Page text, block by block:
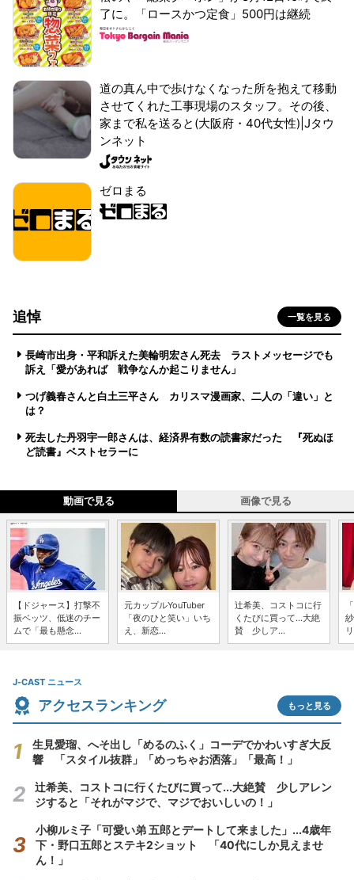
了に。「ロースかつ定食」500円は継続
道の真ん中で歩けなくなった所を抱えて移動
させてくれた工事現場のスタッフ。その後、
家まで私を送ると(大阪府・40代女性)|Jタウ
ンネット
ゼロまる
追悼 一覧を見る
長崎市出身・平和訴えた美輪明宏さん死去 ラストメッセージでも
訴え「愛があれば 戦争なんか起こりません」
つげ義春さんと白土三平さん カリスマ漫画家、二人の「違い」と
は？
死去した丹羽宇一郎さんは、経済界有数の読書家だった 『死ぬほ
ど読書』ベストセラーに
動画で見る 画像で見る
【ドジャース】打撃不
振ベッツ、低迷のチー
ムで「最も懸念...
元カップルYouTuber
「夜のひと笑い」いち
え、新恋...
辻希美、コストコに行
くたびに買って...大絶
賛 少しア...
J-CAST ニュース
アクセスランキング もっと見る
生見愛瑠、へそ出し「めるのふく」コーデでかわいすぎ大反
響 「スタイル抜群」「めっちゃお洒落」「最高！」
辻希美、コストコに行くたびに買って...大絶賛 少しアレン
ジすると「それがマジで、マジでおいしいの！」
小柳ルミ子「可愛い弟 五郎とデートして来ました」...4歳年
下・野口五郎とステキ2ショット 「40代にしか見えませ
ん！」